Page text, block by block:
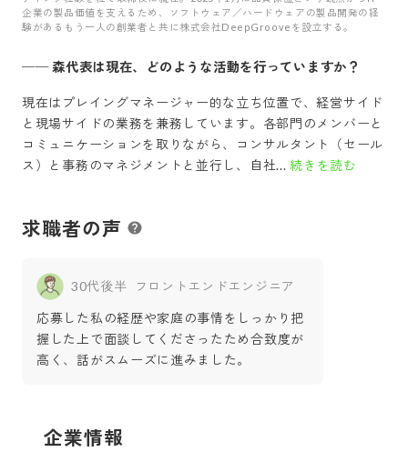
企業の製品価値を支えるため、ソフトウェア／ハードウェアの製品開発の経
験があるもう一人の創業者と共に株式会社DeepGrooveを設立する。
──森代表は現在、どのような活動を行っていますか？
現在はプレイングマネージャー的な立ち位置で、経営サイド
と現場サイドの業務を兼務しています。各部門のメンバーと
コミュニケーションを取りながら、コンサルタント（セール
ス）と事務のマネジメントと並行し、自社... 続きを読む
求職者の声
30代後半 フロントエンドエンジニア
応募した私の経歴や家庭の事情をしっかり把
握した上で面談してくださったため合致度が
高く、話がスムーズに進みました。
企業情報